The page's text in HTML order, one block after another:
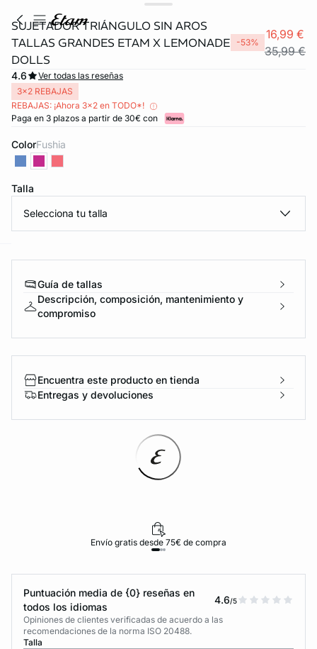
INVISIBLE
SUJETADOR TRIÁNGULO SIN AROS
TALLAS GRANDES ETAM X LEMONADE
DOLLS
-53%
16,99 €
35,99 €
4.6
Ver todas las reseñas
3x2 REBAJAS
REBAJAS: ¡Ahora 3x2 en TODO*!
Paga en 3 plazos a partir de 30€ con
Color fushia
Talla
Selecciona tu talla
Guía de tallas
Descripción, composición, mantenimiento y
compromiso
Encuentra este producto en tienda
Entregas y devoluciones
Envío gratis desde 75€ de compra
Puntuación media de {0} reseñas en
todos los idiomas
4.6/5
Opiniones de clientes verificadas de acuerdo a las
recomendaciones de la norma ISO 20488.
Talla